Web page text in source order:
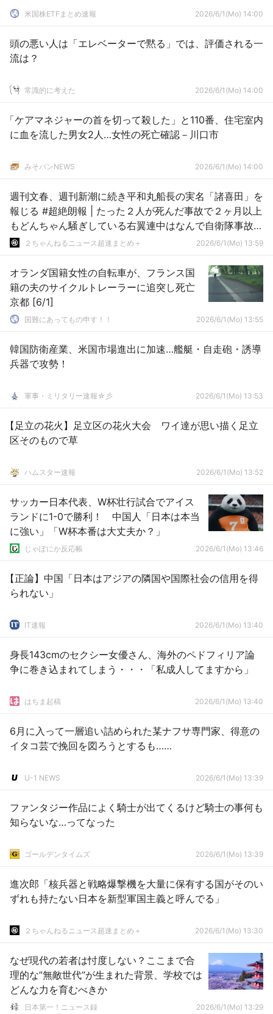
米国株ETFまとめ速報 2026/6/1(Mo) 14:00
頭の悪い人は「エレベーターで黙る」では、評価される一
流は？
常識的に考えた 2026/6/1(Mo) 14:00
「ケアマネジャーの首を切って殺した」と110番、住宅室内
に血を流した男女2人…女性の死亡確認－川口市
みそパンNEWS 2026/6/1(Mo) 14:00
週刊文春、週刊新潮に続き平和丸船長の実名「諸喜田」を
報じる #超絶朗報 | たった２人が死んだ事故で２ヶ月以上
もどんちゃん騒ぎしている右翼連中はなんで自衛隊事故で
騒がないの？
２ちゃんねるニュース超速まとめ＋ 2026/6/1(Mo) 13:59
オランダ国籍女性の自転車が、フランス国
籍の夫のサイクルトレーラーに追突し死亡
京都 [6/1]
国難にあってもの申す！！ 2026/6/1(Mo) 13:55
韓国防衛産業、米国市場進出に加速…艦艇・自走砲・誘導
兵器で攻勢！
軍事・ミリタリー速報☆彡 2026/6/1(Mo) 13:53
【足立の花火】足立区の花火大会 ワイ達が思い描く足立
区そのもので草
ハムスター速報 2026/6/1(Mo) 13:52
サッカー日本代表、W杯壮行試合でアイス
ランドに1-0で勝利！ 中国人「日本は本当
に強い」「W杯本番は大丈夫か？」
じゃぽにか反応帳 2026/6/1(Mo) 13:46
【正論】中国「日本はアジアの隣国や国際社会の信用を得
られない」
IT速報 2026/6/1(Mo) 13:40
身長143cmのセクシー女優さん、海外のペドフィリア論
争に巻き込まれてしまう・・・「私成人してますから」
はちま起稿 2026/6/1(Mo) 13:40
6月に入って一層追い詰められた某ナフサ専門家、得意の
イタコ芸で挽回を図ろうとするも……
U-1 NEWS 2026/6/1(Mo) 13:39
ファンタジー作品によく騎士が出てくるけど騎士の事何も
知らないな…ってなった
ゴールデンタイムズ 2026/6/1(Mo) 13:39
進次郎「核兵器と戦略爆撃機を大量に保有する国がそのい
ずれも持たない日本を新型軍国主義と呼んでる」
２ちゃんねるニュース超速まとめ＋ 2026/6/1(Mo) 13:30
なぜ現代の若者は忖度しない？ここまで合
理的な”無敵世代”が生まれた背景、学校では
どんな力を育むべきか
日本第一！ニュース録 2026/6/1(Mo) 13:29